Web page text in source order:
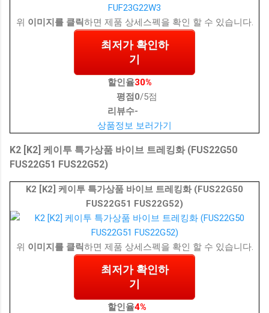
위 이미지를 클릭하면 제품 상세스펙을 확인 할 수 있습니다.
최저가 확인하
기
할인율30%
평점 0/5점
리뷰수-
상품정보 보러가기
K2 [K2] 케이투 특가상품 바이브 트레킹화 (FUS22G50
FUS22G51 FUS22G52)
K2 [K2] 케이투 특가상품 바이브 트레킹화 (FUS22G50
FUS22G51 FUS22G52)
위 이미지를 클릭하면 제품 상세스펙을 확인 할 수 있습니다.
최저가 확인하
기
할인율4%